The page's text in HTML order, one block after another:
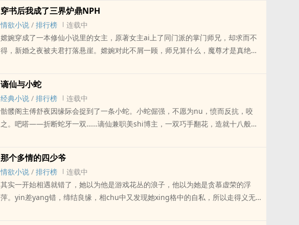
更，节假ri二更，欢迎收藏评论～已完结纯rou，戳隔壁《唐朝贵夫人》～
穿书后我成了三界炉鼎NPH
情欲小说 / 排行榜
连载中
嫦婉穿成了一本修仙小说里的女主，原著女主ai上了同门派的掌门师兄，却求而不
得，新婚之夜被夫君打落悬崖。嫦婉对此不屑一顾，师兄算什么，魔尊才是真绝
鬼tou的恐怖家伙是谁？嫦婉：别碰我，我后tou有人，再靠近我摇人了啊！鬼王
yin森一笑：听说你的shenti乃是上好炉鼎，用来双修，境界可一ri千里，不如zuo
我禁luan？洛卿尘徒手掰断鬼tou，温柔似水：后tou有人，婉婉是说我吗？魔尊震
怒：洛卿尘也喜欢后ru？嫦婉捂脸。就是一本女主修仙升级打怪，泡遍三界帅哥，
珠评论多了再加更~~已完结纯rou高h文：古代《唐朝贵妇人》现代《se戒》~~
谪仙与小蛇
经典小说 / 排行榜
连载中
骷髅阁主傅舒夜因缘际会捉到了一条小蛇。小蛇倔强，不愿为nu，愤而反抗，咬
之。吧嗒——折断蛇牙一双……谪仙兼职美shi博主，一双巧手翻花，造就十八般滋
双更~已完结：《唐朝贵妇人》《穿书后我成了三界炉鼎》
那个多情的四少爷
情欲小说 / 排行榜
连载中
其实一开始相遇就错了，她以为他是游戏花丛的浪子，他以为她是贪慕虚荣的浮
萍。yin差yang错，缔结良缘，相chu中又发现她xing格中的自私，所以走得义无